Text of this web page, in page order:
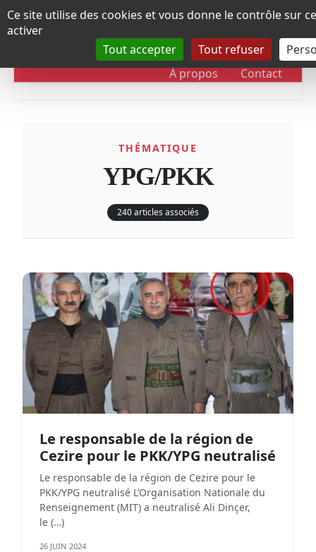
Panneau de gestion des cookies
Ce site utilise des cookies et vous donne le contrôle sur
activer
Tout accepter
Tout refuser
DOSSIERS CHRONOLOGIE
À propos Contact
THÉMATIQUE
YPG/PKK
240 articles associés
Le responsable de la région de
Cezire pour le PKK/YPG neutralisé
Le responsable de la région de Cezire pour le
PKK/YPG neutralisé L’Organisation Nationale du
Renseignement (MIT) a neutralisé Ali Dinçer,
le (…)
26 JUIN 2024